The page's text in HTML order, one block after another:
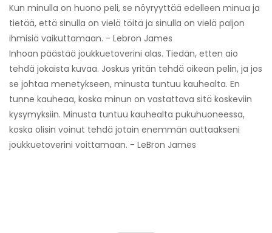
Kun minulla on huono peli, se nöyryyttää edelleen minua ja
tietää, että sinulla on vielä töitä ja sinulla on vielä paljon
ihmisiä vaikuttamaan. - Lebron James
Inhoan päästää joukkuetoverini alas. Tiedän, etten aio
tehdä jokaista kuvaa. Joskus yritän tehdä oikean pelin, ja jos
se johtaa menetykseen, minusta tuntuu kauhealta. En
tunne kauheaa, koska minun on vastattava sitä koskeviin
kysymyksiin. Minusta tuntuu kauhealta pukuhuoneessa,
koska olisin voinut tehdä jotain enemmän auttaakseni
joukkuetoverini voittamaan. - LeBron James